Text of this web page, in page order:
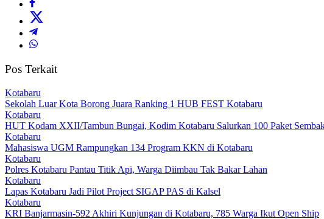
Pos Terkait
Kotabaru
Sekolah Luar Kota Borong Juara Ranking 1 HUB FEST Kotabaru
Kotabaru
HUT Kodam XXII/Tambun Bungai, Kodim Kotabaru Salurkan 100 Paket
Kotabaru
Mahasiswa UGM Rampungkan 134 Program KKN di Kotabaru
Kotabaru
Polres Kotabaru Pantau Titik Api, Warga Diimbau Tak Bakar Lahan
Kotabaru
Lapas Kotabaru Jadi Pilot Project SIGAP PAS di Kalsel
Kotabaru
KRI Banjarmasin-592 Akhiri Kunjungan di Kotabaru, 785 Warga Ikut Open Ship